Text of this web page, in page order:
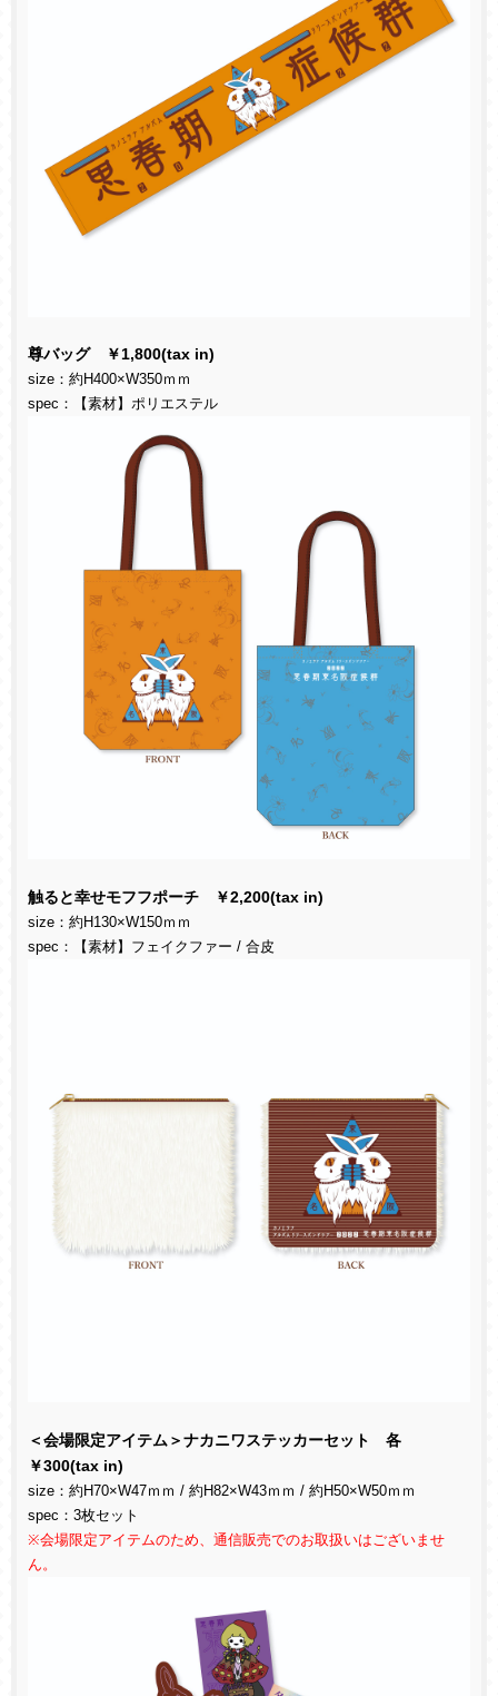
尊バッグ ￥1,800(tax in)
size ：約 H400×W350ｍｍ
spec ：【素材】ポリエステル
触ると幸せモフフポーチ ￥2,200(tax in)
size ：約 H130×W150ｍｍ
spec ：【素材】フェイクファー / 合皮
＜会場限定アイテム＞ナカニワステッカーセット 各
￥300(tax in)
size ：約 H70×W47ｍｍ / 約 H82×W43ｍｍ / 約 H50×W50ｍｍ
spec ： 3枚セット
※会場限定アイテムのため、通信販売でのお取扱いはございませ
ん。